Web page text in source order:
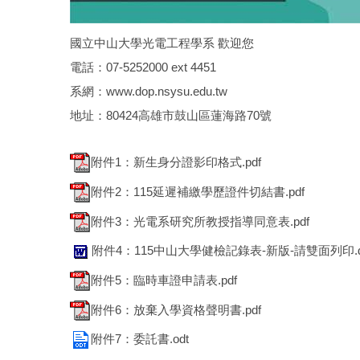
國立中山大學光電工程學系 歡迎您
電話：07-5252000 ext 4451
系網： www.dop.nsysu.edu.tw
地址：80424高雄市鼓山區蓮海路70號
附件1：新生身分證影印格式.pdf
附件2：115延遲補繳學歷證件切結書.pdf
附件3：光電系研究所教授指導同意表.pdf
附件4：115中山大學健檢記錄表-新版-請雙面列印
附件5：臨時車證申請表.pdf
附件6：放棄入學資格聲明書.pdf
附件7：委託書.odt